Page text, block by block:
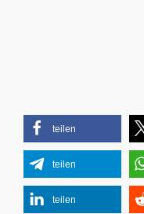
teilen
teilen
teilen